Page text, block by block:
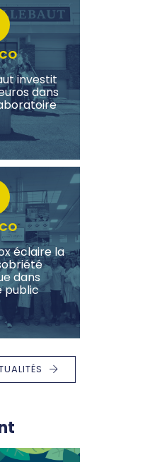
investit
dans
éclaire la
dans
public